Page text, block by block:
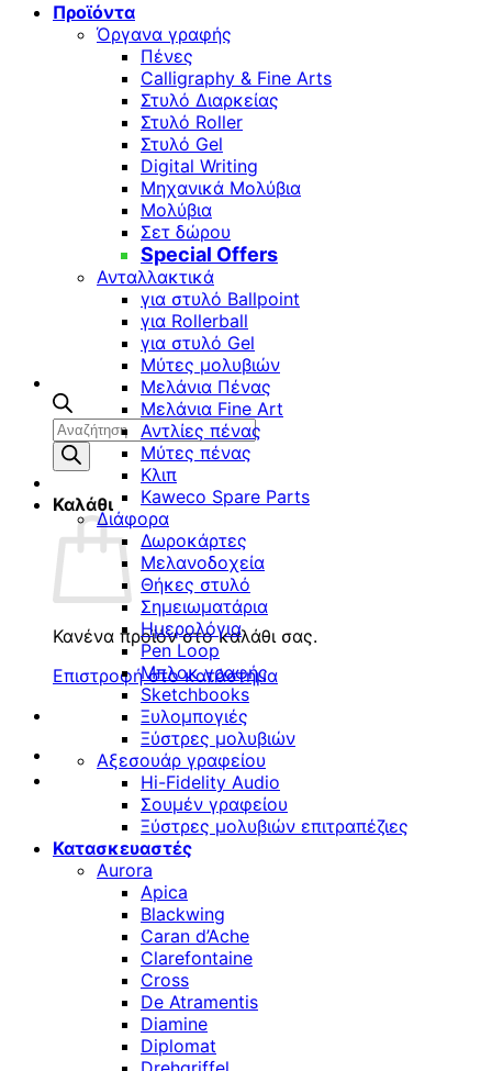
Αναζήτηση
προϊόντων
Καλάθι
Κανένα προϊόν στο καλάθι σας.
Επιστροφή στο κατάστημα
Προϊόντα
Όργανα γραφής
Πένες
Calligraphy & Fine Arts
Στυλό Διαρκείας
Στυλό Roller
Στυλό Gel
Digital Writing
Μηχανικά Μολύβια
Μολύβια
Σετ δώρου
Special Offers
Ανταλλακτικά
για στυλό Ballpoint
για Rollerball
για στυλό Gel
Μύτες μολυβιών
Μελάνια Πένας
Μελάνια Fine Art
Αντλίες πένας
Μύτες πένας
Κλιπ
Kaweco Spare Parts
Διάφορα
Δωροκάρτες
Μελανοδοχεία
Θήκες στυλό
Σημειωματάρια
Ημερολόγια
Pen Loop
Μπλοκ γραφής
Sketchbooks
Ξυλομπογιές
Ξύστρες μολυβιών
Αξεσουάρ γραφείου
Hi-Fidelity Audio
Σουμέν γραφείου
Ξύστρες μολυβιών επιτραπέζιες
Κατασκευαστές
Aurora
Apica
Blackwing
Caran d’Ache
Clarefontaine
Cross
De Atramentis
Diamine
Diplomat